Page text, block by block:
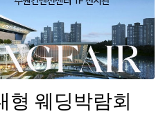
형 웨딩박람회